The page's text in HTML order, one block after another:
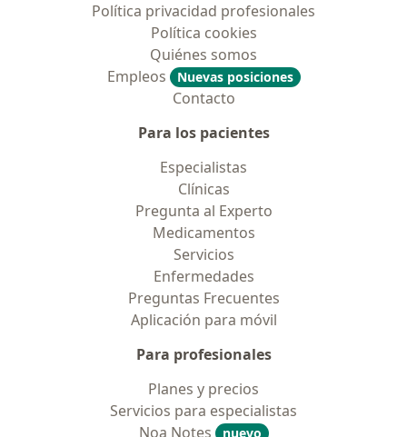
Política privacidad profesionales
Política cookies
Quiénes somos
Empleos
Nuevas posiciones
Contacto
Para los pacientes
Especialistas
Clínicas
Pregunta al Experto
Medicamentos
Servicios
Enfermedades
Preguntas Frecuentes
Aplicación para móvil
Para profesionales
Planes y precios
Servicios para especialistas
Noa Notes
nuevo